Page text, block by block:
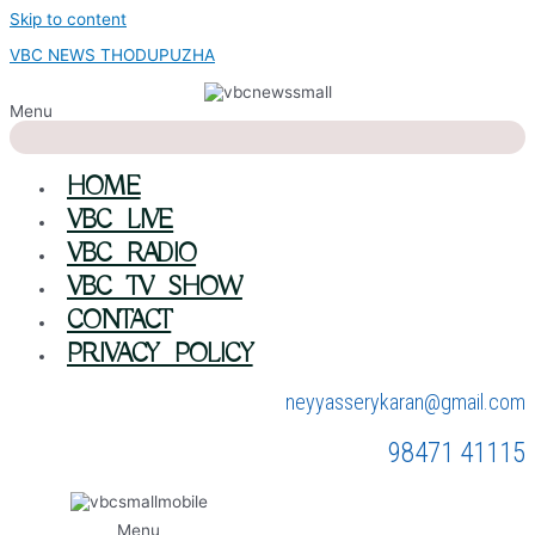
Skip to content
VBC NEWS THODUPUZHA
Menu
HOME
VBC LIVE
VBC RADIO
VBC TV SHOW
CONTACT
PRIVACY POLICY
neyyasserykaran@gmail.com
98471 41115
Menu